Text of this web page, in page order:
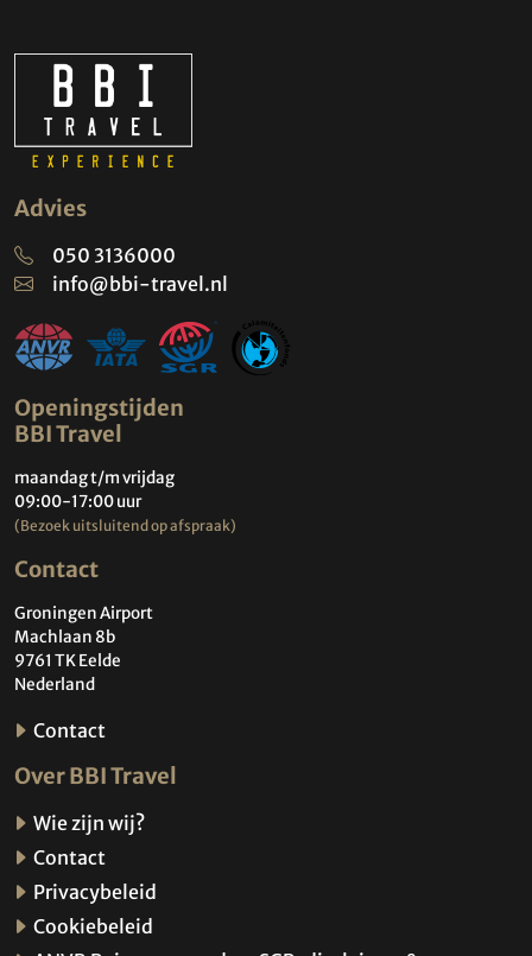
Advies
050 3136000
info@bbi-travel.nl
Openingstijden
BBI Travel
maandag t/m vrijdag
09:00-17:00 uur
(Bezoek uitsluitend op afspraak)
Contact
Groningen Airport
Machlaan 8b
9761 TK Eelde
Nederland
Contact
Over BBI Travel
Wie zijn wij?
Contact
Privacybeleid
Cookiebeleid